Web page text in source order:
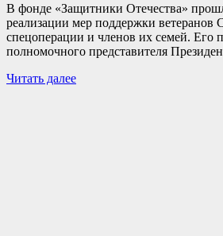
В фонде «Защитники Отечества»
реализации мер поддержки ветеранов
спецоперации и членов их семей. Его
полномочного представителя
Читать далее